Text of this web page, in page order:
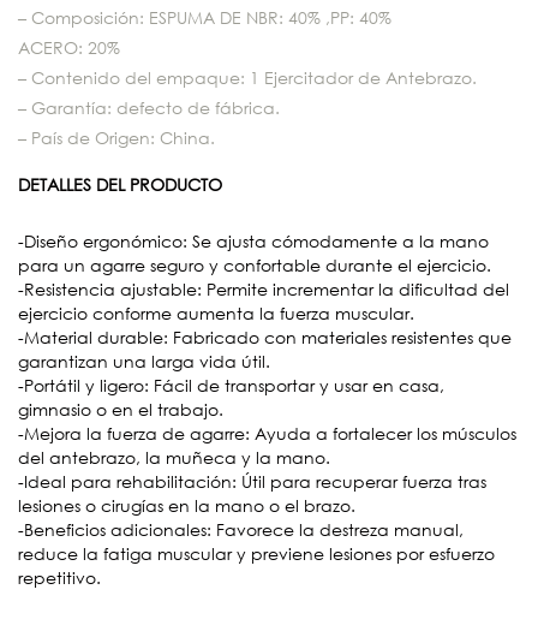
– Composición: ESPUMA DE NBR: 40% ,PP: 40%
ACERO: 20%
– Contenido del empaque: 1 Ejercitador de Antebrazo.
– Garantía: defecto de fábrica.
– País de Origen: China.
DETALLES DEL PRODUCTO
-Diseño ergonómico: Se ajusta cómodamente a la mano
para un agarre seguro y confortable durante el ejercicio.
-Resistencia ajustable: Permite incrementar la dificultad del
ejercicio conforme aumenta la fuerza muscular.
-Material durable: Fabricado con materiales resistentes que
garantizan una larga vida útil.
-Portátil y ligero: Fácil de transportar y usar en casa,
gimnasio o en el trabajo.
-Mejora la fuerza de agarre: Ayuda a fortalecer los músculos
del antebrazo, la muñeca y la mano.
-Ideal para rehabilitación: Útil para recuperar fuerza tras
lesiones o cirugías en la mano o el brazo.
-Beneficios adicionales: Favorece la destreza manual,
reduce la fatiga muscular y previene lesiones por esfuerzo
repetitivo.